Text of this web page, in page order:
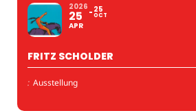
2026
25
APR
25
OCT
FRITZ SCHOLDER
: Ausstellung